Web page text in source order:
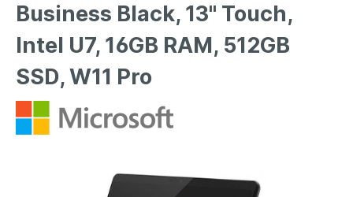
Business Black, 13" Touch,
Intel U7, 16GB RAM, 512GB
SSD, W11 Pro